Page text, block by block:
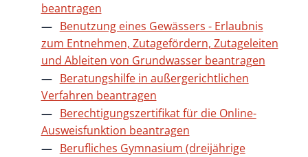
beantragen
Benutzung eines Gewässers - Erlaubnis
zum Entnehmen, Zutagefördern, Zutageleiten
und Ableiten von Grundwasser beantragen
Beratungshilfe in außergerichtlichen
Verfahren beantragen
Berechtigungszertifikat für die Online-
Ausweisfunktion beantragen
Berufliches Gymnasium (dreijährige